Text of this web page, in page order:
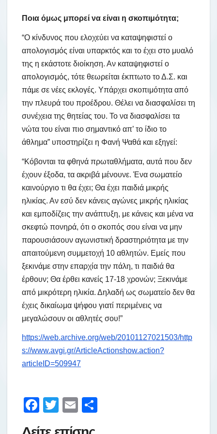
Ποια όμως μπορεί να είναι η σκοπιμότητα;
“Ο κίνδυνος που ελοχεύει να καταψηφιστεί ο
απολογισμός είναι υπαρκτός και το έχει στο μυαλό
της η εκάστοτε διοίκηση. Αν καταψηφιστεί ο
απολογισμός, τότε θεωρείται έκπτωτο το Δ.Σ. και
πάμε σε νέες εκλογές. Υπάρχει σκοπιμότητα από
την πλευρά του προέδρου. Θέλει να διασφαλίσει τη
συνέχεια της θητείας του. Το να διασφαλίσει τα
νώτα του είναι πιο σημαντικό απ’ το ίδιο το
άθλημα” υποστηρίζει η Φανή Ψαθά και εξηγεί:
“Κόβονται τα φθηνά πρωταθλήματα, αυτά που δεν
έχουν έξοδα, τα ακριβά μένουνε. Ένα σωματείο
καινούργιο τι θα έχει; Θα έχει παιδιά μικρής
ηλικίας. Αν εσύ δεν κάνεις αγώνες μικρής ηλικίας
και εμποδίζεις την ανάπτυξη, με κάνεις και μένα να
σκεφτώ πονηρά, ότι ο σκοπός σου είναι να μην
παρουσιάσουν αγωνιστική δραστηριότητα με την
απαιτούμενη συμμετοχή 10 αθλητών. Εμείς που
ξεκινάμε στην επαρχία την πάλη, τι παιδιά θα
έρθουν; Θα έρθει κανείς 17-18 χρονών; Ξεκινάμε
από μικρότερη ηλικία. Δηλαδή ως σωματείο δεν θα
έχεις δικαίωμα ψήφου γιατί περιμένεις να
μεγαλώσουν οι αθλητές σου!”
https://web.archive.org/web/20101127021503/http
s://www.avgi.gr/ArticleActionshow.action?
articleID=509947
F
T
E